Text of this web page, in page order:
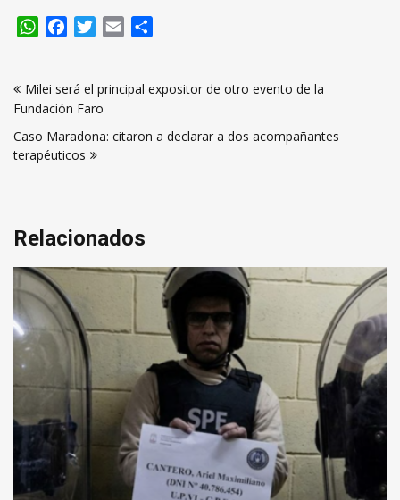
WhatsApp
FacebookTwitter
Email
de
entradas
Milei será el principal expositor de otro evento de la
Fundación Faro
Caso Maradona: citaron a declarar a dos acompañantes
terapéuticos
Relacionados